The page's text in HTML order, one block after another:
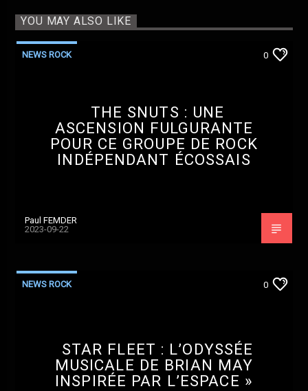
YOU MAY ALSO LIKE
NEWS ROCK 0
THE SNUTS : UNE
ASCENSION FULGURANTE
POUR CE GROUPE DE ROCK
INDÉPENDANT ÉCOSSAIS
Paul FEMDER
2023-09-22
NEWS ROCK 0
STAR FLEET : L’ODYSSÉE
MUSICALE DE BRIAN MAY
INSPIRÉE PAR L’ESPACE »